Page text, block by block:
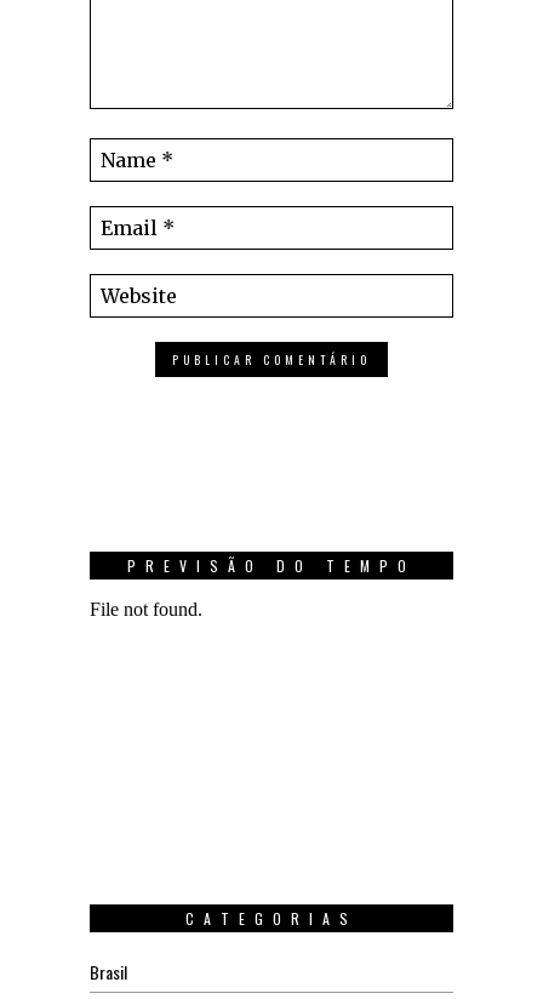
PREVISÃO DO TEMPO
CATEGORIAS
Brasil